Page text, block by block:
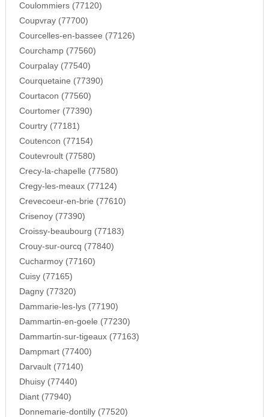
Coulommiers (77120)
Coupvray (77700)
Courcelles-en-bassee (77126)
Courchamp (77560)
Courpalay (77540)
Courquetaine (77390)
Courtacon (77560)
Courtomer (77390)
Courtry (77181)
Coutencon (77154)
Coutevroult (77580)
Crecy-la-chapelle (77580)
Cregy-les-meaux (77124)
Crevecoeur-en-brie (77610)
Crisenoy (77390)
Croissy-beaubourg (77183)
Crouy-sur-ourcq (77840)
Cucharmoy (77160)
Cuisy (77165)
Dagny (77320)
Dammarie-les-lys (77190)
Dammartin-en-goele (77230)
Dammartin-sur-tigeaux (77163)
Dampmart (77400)
Darvault (77140)
Dhuisy (77440)
Diant (77940)
Donnemarie-dontilly (77520)